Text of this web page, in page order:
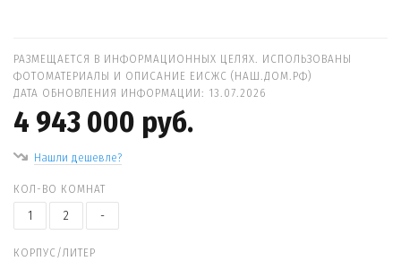
РАЗМЕЩАЕТСЯ В ИНФОРМАЦИОННЫХ ЦЕЛЯХ. ИСПОЛЬЗОВАНЫ
ФОТОМАТЕРИАЛЫ И ОПИСАНИЕ ЕИСЖС (НАШ.ДОМ.РФ)
ДАТА ОБНОВЛЕНИЯ ИНФОРМАЦИИ: 13.07.2026
4 943 000 руб.
Нашли дешевле?
КОЛ-ВО КОМНАТ
1 2 -
КОРПУС/ЛИТЕР